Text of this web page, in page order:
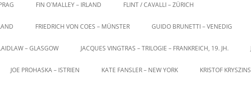
FIN O`MALLEY – IRLAND FLINT / CAVALLI – ZÜRICH
FRIEDRICH VON COES – MÜNSTER GUIDO BRUNETTI – VENEDIG
– GLASGOW JACQUES VINGTRAS – TRILOGIE – FRANKREICH, 19. JH.
JOE PROHASKA – ISTRIEN KATE FANSLER – NEW YORK KRISTOF